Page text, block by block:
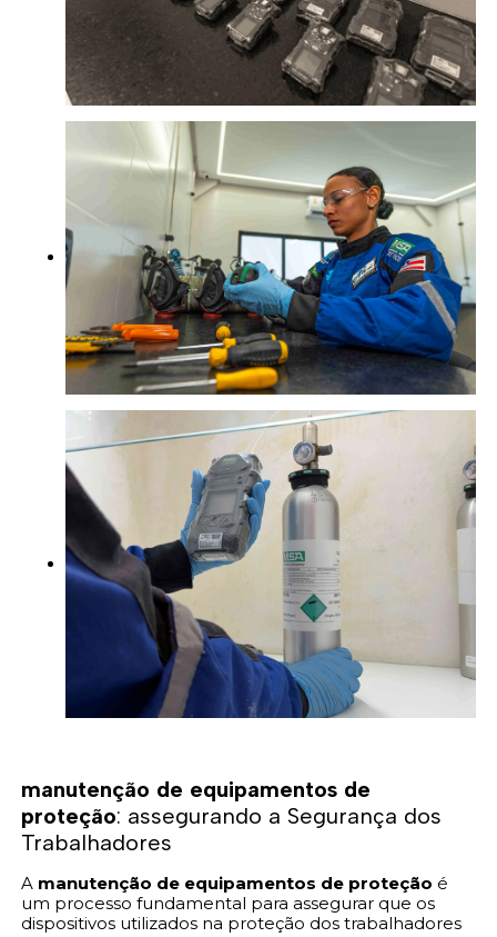
manutenção de equipamentos de
proteção: assegurando a Segurança dos
Trabalhadores
A manutenção de equipamentos de proteção é
um processo fundamental para assegurar que os
dispositivos utilizados na proteção dos trabalhadores